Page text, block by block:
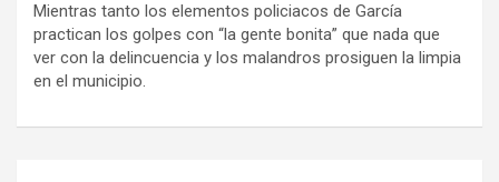
Mientras tanto los elementos policiacos de García
practican los golpes con “la gente bonita” que nada que
ver con la delincuencia y los malandros prosiguen la limpia
en el municipio.